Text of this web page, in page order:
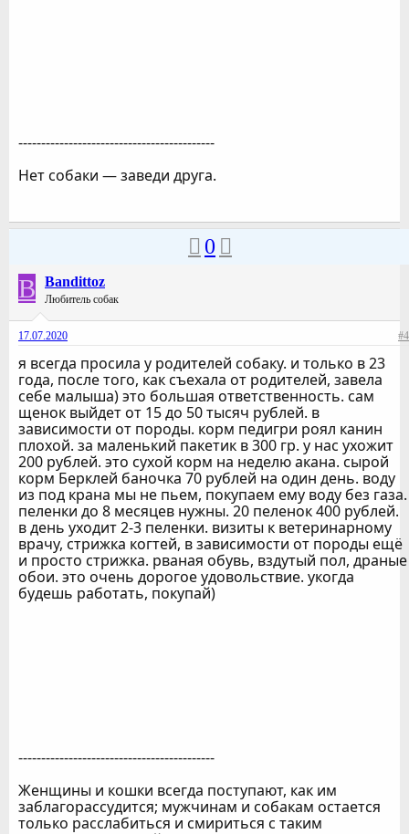
-------------------------------------------
Нет собаки — заведи друга.
0
B Bandittoz
Любитель собак
17.07.2020 #4
я всегда просила у родителей собаку. и только в 23
года, после того, как съехала от родителей, завела
себе малыша) это большая ответственность. сам
щенок выйдет от 15 до 50 тысяч рублей. в
зависимости от породы. корм педигри роял канин
плохой. за маленький пакетик в 300 гр. у нас ухожит
200 рублей. это сухой корм на неделю акана. сырой
корм Берклей баночка 70 рублей на один день. воду
из под крана мы не пьем, покупаем ему воду без газа.
пеленки до 8 месяцев нужны. 20 пеленок 400 рублей.
в день уходит 2-3 пеленки. визиты к ветеринарному
врачу, стрижка когтей, в зависимости от породы ещё
и просто стрижка. рваная обувь, вздутый пол, драные
обои. это очень дорогое удовольствие. укогда
будешь работать, покупай)
-------------------------------------------
Женщины и кошки всегда поступают, как им
заблагорассудится; мужчинам и собакам остается
только расслабиться и смириться с таким